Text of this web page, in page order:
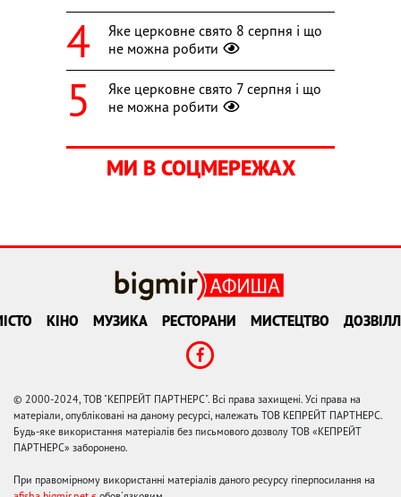
Яке церковне свято 8 серпня і що
не можна робити
Яке церковне свято 7 серпня і що
не можна робити
МИ В СОЦМЕРЕЖАХ
КІНО МУЗИКА РЕСТОРАНИ МИСТЕЦТВО
© 2000-2024, ТОВ "КЕПРЕЙТ ПАРТНЕРС". Всі права захищені. Усі права на
матеріали, опубліковані на даному ресурсі, належать ТОВ КЕПРЕЙТ ПАРТНЕРС.
Будь-яке використання матеріалів без письмового дозволу ТОВ «КЕПРЕЙТ
ПАРТНЕРС» заборонено.
При правомірному використанні матеріалів даного ресурсу гіперпосилання на